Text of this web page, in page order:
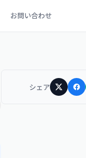
お問い合わせ
シェア